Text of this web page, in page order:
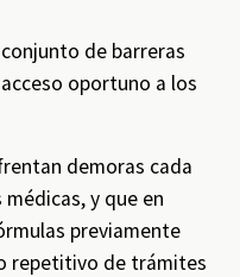
de barreras
oportuno a los
demoras cada
y que en
previamente
repetitivo de trámites